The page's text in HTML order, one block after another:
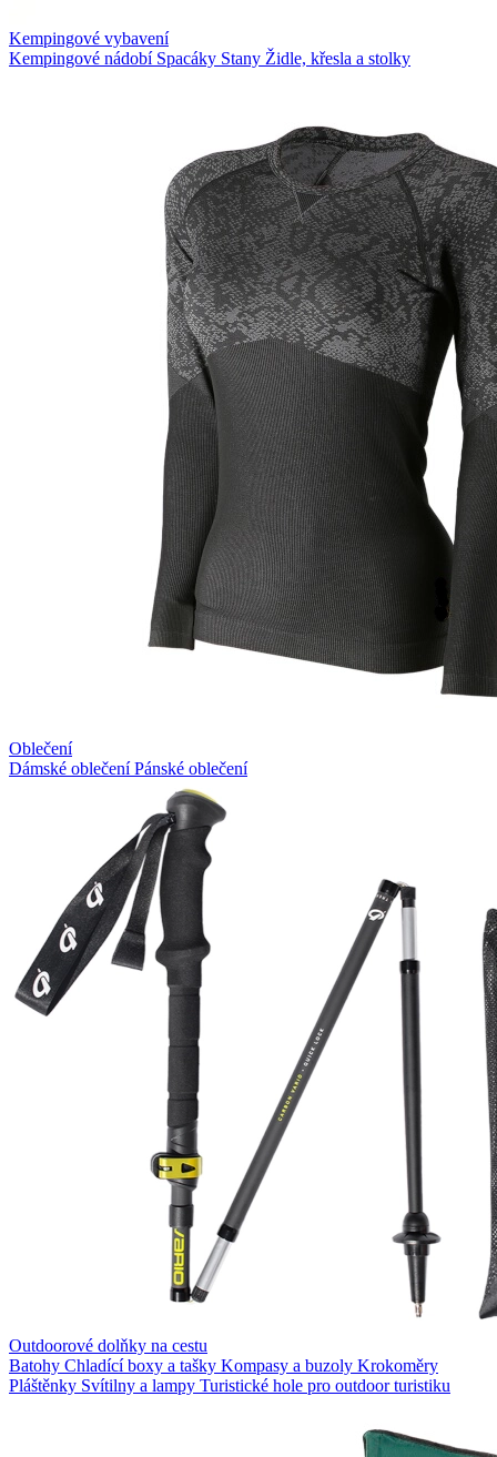
Kempingové vybavení
Kempingové nádobí Spacáky Stany Židle, křesla a stolky
Oblečení
Dámské oblečeníPánské oblečení
Outdoorové dolňky na cestu
Batohy Chladící boxy a tašky Kompasy a buzoly Krokoměry
Pláštěnky Svítilny a lampy Turistické hole pro outdoor turistiku